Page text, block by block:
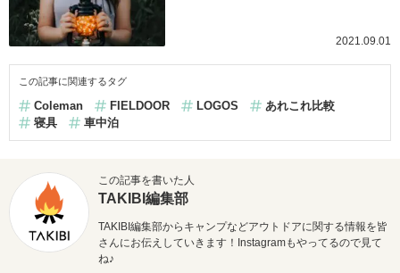
2021.09.01
この記事に関連するタグ
Coleman FIELDOOR LOGOS
あれこれ比較
寝具
車中泊
この記事を書いた人
TAKIBI編集部
TAKIBI編集部からキャンプなどアウトドアに関する情報を皆
さんにお伝えしていきます！Instagramもやってるので見て
ね♪